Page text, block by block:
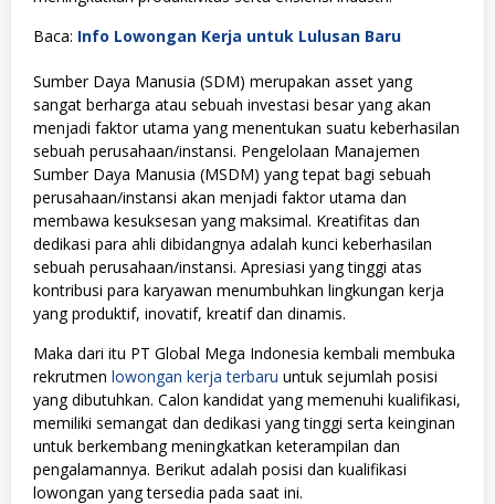
Baca: Info Lowongan Kerja untuk Lulusan Baru
Sumber Daya Manusia (SDM) merupakan asset yang
sangat berharga atau sebuah investasi besar yang akan
menjadi faktor utama yang menentukan suatu keberhasilan
sebuah perusahaan/instansi. Pengelolaan Manajemen
Sumber Daya Manusia (MSDM) yang tepat bagi sebuah
perusahaan/instansi akan menjadi faktor utama dan
membawa kesuksesan yang maksimal. Kreatifitas dan
dedikasi para ahli dibidangnya adalah kunci keberhasilan
sebuah perusahaan/instansi. Apresiasi yang tinggi atas
kontribusi para karyawan menumbuhkan lingkungan kerja
yang produktif, inovatif, kreatif dan dinamis.
Maka dari itu PT Global Mega Indonesia kembali membuka
rekrutmen lowongan kerja terbaru untuk sejumlah posisi
yang dibutuhkan. Calon kandidat yang memenuhi kualifikasi,
memiliki semangat dan dedikasi yang tinggi serta keinginan
untuk berkembang meningkatkan keterampilan dan
pengalamannya. Berikut adalah posisi dan kualifikasi
lowongan yang tersedia pada saat ini.